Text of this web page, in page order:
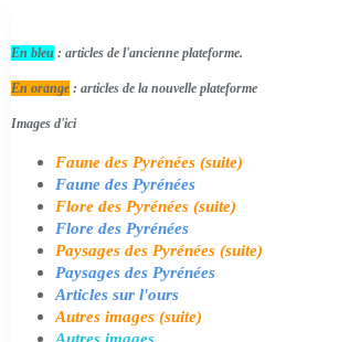
En bleu : articles de l'ancienne plateforme.
En orange : articles de la nouvelle plateforme
Images d'ici
Faune des Pyrénées (suite)
Faune des Pyrénées
Flore des Pyrénées (suite)
Flore des Pyrénées
Paysages des Pyrénées (suite)
Paysages des Pyrénées
Articles sur l'ours
Autres images (suite)
Autres images